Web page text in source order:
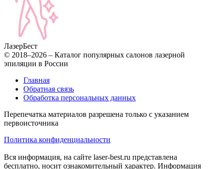
ЛазерБест
© 2018–2026 – Каталог популярных салонов лазерной
эпиляции в России
Главная
Обратная связь
Обработка персональных данных
Перепечатка материалов разрешена только с указанием
первоисточника
Политика конфиденциальности
Вся информация, на сайте laser-best.ru представлена
бесплатно, носит ознакомительный характер. Информация